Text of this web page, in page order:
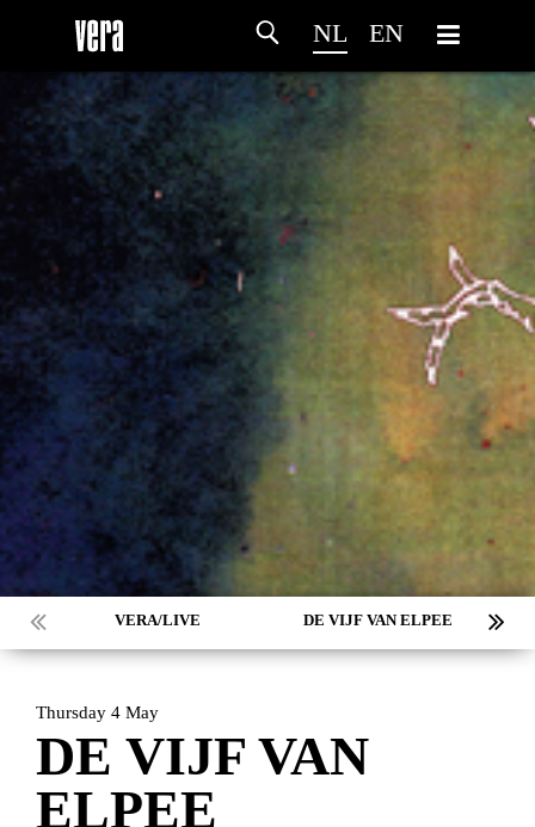
NL EN
VERA/LIVE DE VIJF VAN ELPEE
Thursday 4 May
DE VIJF VAN
ELPEE